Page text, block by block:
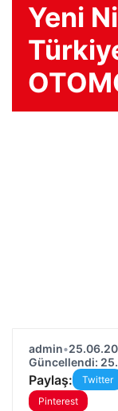
Yeni
admin•
Güncellendi:
Paylaş: Twitter
Pinterest